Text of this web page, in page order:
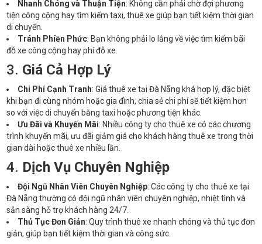
Nhanh Chóng và Thuận Tiện: Không cần phải chờ đợi phương
tiện công cộng hay tìm kiếm taxi, thuê xe giúp bạn tiết kiệm thời gian
di chuyển.
Tránh Phiền Phức: Bạn không phải lo lắng về việc tìm kiếm bãi
đỗ xe công cộng hay phí đỗ xe.
3. Giá Cả Hợp Lý
Chi Phí Cạnh Tranh: Giá thuê xe tại Đà Nẵng khá hợp lý, đặc biệt
khi bạn đi cùng nhóm hoặc gia đình, chia sẻ chi phí sẽ tiết kiệm hơn
so với việc di chuyển bằng taxi hoặc phương tiện khác.
Ưu Đãi và Khuyến Mãi: Nhiều công ty cho thuê xe có các chương
trình khuyến mãi, ưu đãi giảm giá cho khách hàng thuê xe trong thời
gian dài hoặc thuê xe nhiều lần.
4. Dịch Vụ Chuyên Nghiệp
Đội Ngũ Nhân Viên Chuyên Nghiệp: Các công ty cho thuê xe tại
Đà Nẵng thường có đội ngũ nhân viên chuyên nghiệp, nhiệt tình và
sẵn sàng hỗ trợ khách hàng 24/7.
Thủ Tục Đơn Giản: Quy trình thuê xe nhanh chóng và thủ tục đơn
giản, giúp bạn tiết kiệm thời gian và công sức.